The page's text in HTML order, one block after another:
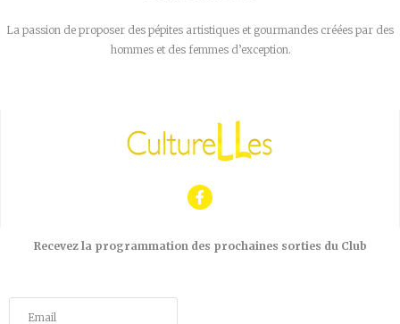
La passion de proposer des pépites artistiques et gourmandes créées par des
hommes et des femmes d’exception.
Recevez la programmation des prochaines sorties du Club